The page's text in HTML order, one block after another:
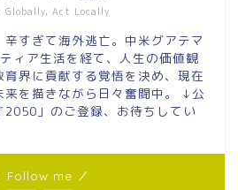
Globally, Act Locally
すぎて海外逃亡。中米グアテマ
ィア生活を経て、人生の価値観
界に貢献する覚悟を決め、現在
来を描きながら日々奮闘中。 ↓公
2050」のご登録、お待ちしてい
Follow me ／